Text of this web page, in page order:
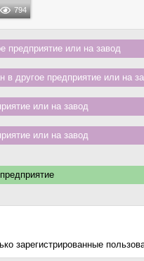
794
предприятие или на завод
другое предприятие или на
или на завод
или на завод
зарегистрированные